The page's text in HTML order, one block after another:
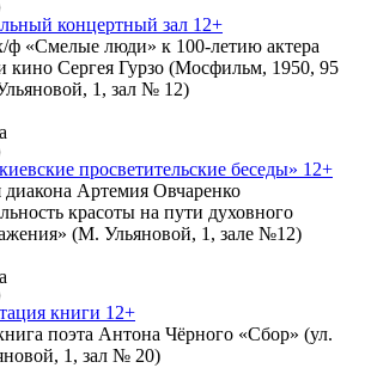
концертный зал 12+
ф «Смелые люди» к 100-летию актера
кино Сергея Гурзо (Мосфильм, 1950, 95
1, зал № 12)
просветительские беседы» 12+
Артемия Овчаренко
красоты на пути духовного
(М. Ульяновой, 1, зале №12)
книги 12+
поэта Антона Чёрного «Сбор» (ул.
1, зал № 20)